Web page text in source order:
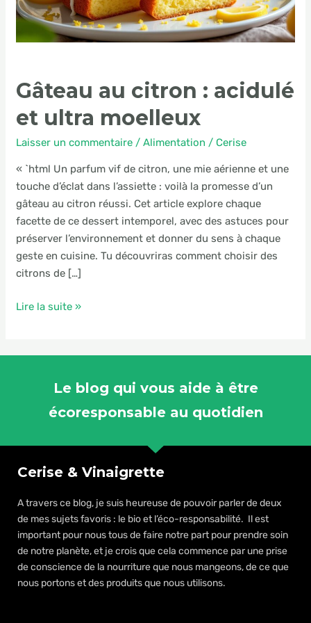
Gâteau au citron : acidulé
et ultra moelleux
Laisser un commentaire /Alimentation /Cerise
« `html Un parfum vif de citron, une mie aérienne et une
touche d’éclat dans l’assiette : voilà la promesse d’un
gâteau au citron réussi. Cet article explore chaque
facette de ce dessert intemporel, avec des astuces pour
préserver l’environnement et donner du sens à chaque
geste en cuisine. Tu découvriras comment choisir des
citrons de […]
moelleux
Lire la suite »
Le blog qui vous aide à être
écoresponsable au quotidien
Cerise & Vinaigrette
A travers ce blog, je suis heureuse de pouvoir parler de deux
de mes sujets favoris : le bio et l’éco-responsabilité. Il est
important pour nous tous de faire notre part pour prendre soin
de notre planète, et je crois que cela commence par une prise
de conscience de la nourriture que nous mangeons, de ce que
nous portons et des produits que nous utilisons.